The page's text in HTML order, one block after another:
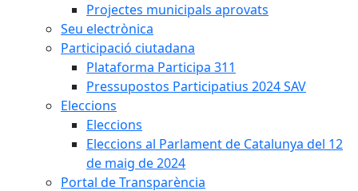
Projectes municipals aprovats
Seu electrònica
Participació ciutadana
Plataforma Participa 311
Pressupostos Participatius 2024 SAV
Eleccions
Eleccions
Eleccions al Parlament de Catalunya del 12
de maig de 2024
Portal de Transparència